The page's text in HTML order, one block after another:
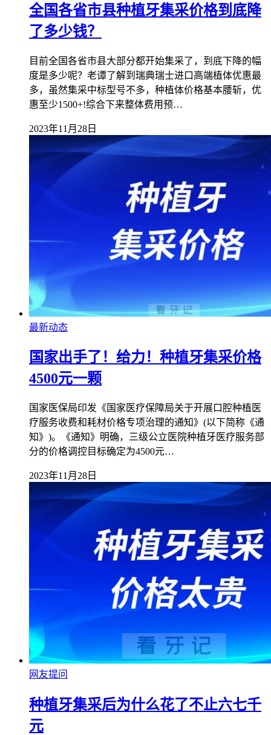
全国各省市县种植牙集采价格到底降
了多少钱？
目前全国各省市县大部分都开始集采了，到底下降的幅
度是多少呢？老谭了解到瑞典瑞士进口高端植体优惠最
多，虽然集采中标型号不多，种植体价格基本腰斩，优
惠至少1500+!综合下来整体费用预…
2023年11月28日
最新动态
国家出手了！给力！种植牙集采价格
4500元一颗
国家医保局印发《国家医疗保障局关于开展口腔种植医
疗服务收费和耗材价格专项治理的通知》(以下简称《通
知》)。《通知》明确，三级公立医院种植牙医疗服务部
分的价格调控目标确定为4500元…
2023年11月28日
网友提问
种植牙集采后为什么花了不止六七千
元